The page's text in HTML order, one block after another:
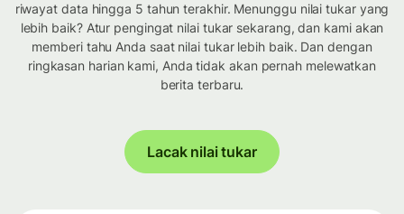
riwayat data hingga 5 tahun terakhir. Menunggu nilai tukar yang
lebih baik? Atur pengingat nilai tukar sekarang, dan kami akan
memberi tahu Anda saat nilai tukar lebih baik. Dan dengan
ringkasan harian kami, Anda tidak akan pernah melewatkan
berita terbaru.
Lacak nilai tukar